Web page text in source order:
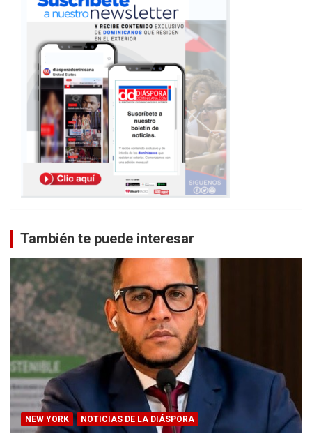
También te puede interesar
NEW YORK NOTICIAS DE LA DIÁSPORA